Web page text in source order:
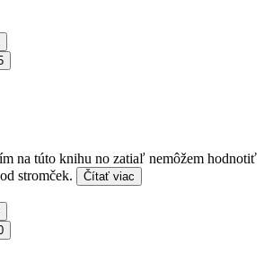
na túto knihu no zatiaľ nemôžem hodnotiť
stromček.
Čítať viac